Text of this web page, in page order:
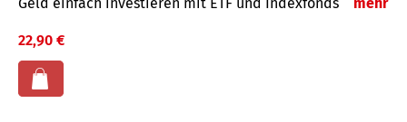
22,90 €